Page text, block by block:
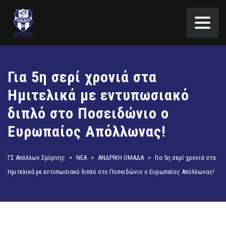
Για 5η σερί χρονιά στα
Ημιτελικά με εντυπωσιακό
διπλό στο Ποσειδώνιο ο
Ευρωπαίος Απόλλωνας!
ΓΣ Απόλλων Σμύρνης > ΝΕΑ > ΑΝΔΡΙΚΗ ΟΜΑΔΑ > Για 5η σερί χρονιά στα
Ημιτελικά με εντυπωσιακό διπλό στο Ποσειδώνιο ο Ευρωπαίος Απόλλωνας!